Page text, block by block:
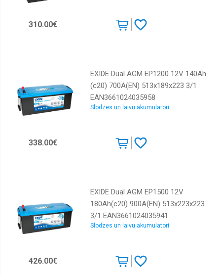
310.00€
EXIDE Dual AGM EP1200 12V 140Ah
(c20) 700A(EN) 513x189x223 3/1
EAN3661024035958
Slodzes un laivu akumulatori
338.00€
EXIDE Dual AGM EP1500 12V
180Ah(c20) 900A(EN) 513x223x223
3/1 EAN3661024035941
Slodzes un laivu akumulatori
426.00€